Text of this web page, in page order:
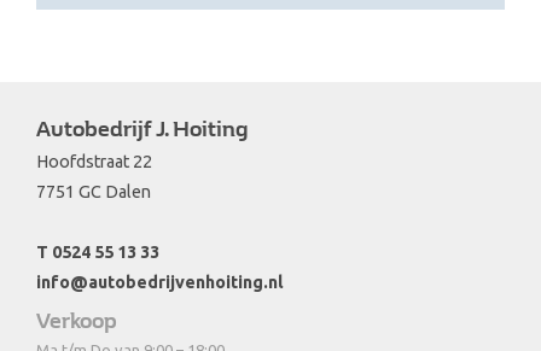
Autobedrijf J. Hoiting
Hoofdstraat 22
7751 GC Dalen
T 0524 55 13 33
info@autobedrijvenhoiting.nl
Verkoop